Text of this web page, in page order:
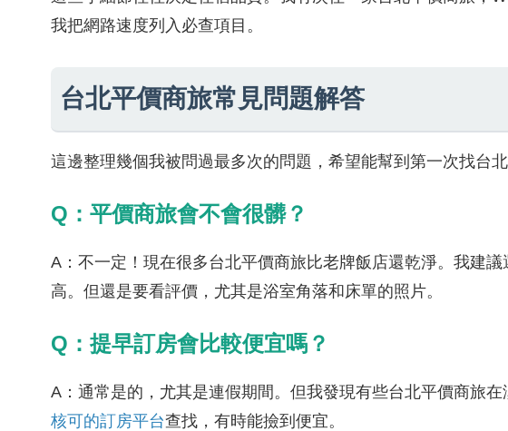
我把網路速度列入必查項目。
台北平價商旅常見問題解答
這邊整理幾個我被問過最多次的問題，希望能幫到第一次找台北
Q：平價商旅會不會很髒？
A：不一定！現在很多台北平價商旅比老牌飯店還乾淨。我建
高。但還是要看評價，尤其是浴室角落和床單的照片。
Q：提早訂房會比較便宜嗎？
A：通常是的，尤其是連假期間。但我發現有些台北平價商旅
核可的訂房平台查找，有時能撿到便宜。